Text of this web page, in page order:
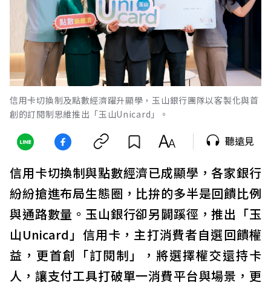
信用卡切換制及點數經濟躍升顯學，玉山銀行團隊以客製化與首
創的訂閱制思維推出「玉山Unicard」。
聽遠見
信用卡切換制與點數經濟已成顯學，各家銀行
紛紛搶進布局生態圈，比拚的多半是回饋比例
與通路數量。玉山銀行卻另闢蹊徑，推出「玉
山Unicard」信用卡，主打消費者自選回饋權
益，更首創「訂閱制」，將選擇權交還持卡
人，讓支付工具打破單一消費平台與場景，更